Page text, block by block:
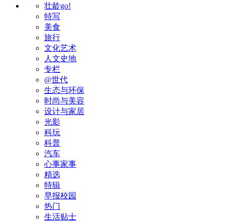
壮龄go!
特写
美食
旅行
文化艺术
人文史地
专栏
@世代
生态与环保
时尚与美容
设计与家居
光影
科玩
科普
汽车
心事家事
精选
特辑
早报校园
热门
生活贴士